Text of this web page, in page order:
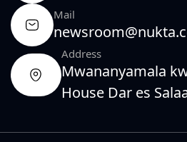
Mail
Address
Mwananyamala
House Dar es